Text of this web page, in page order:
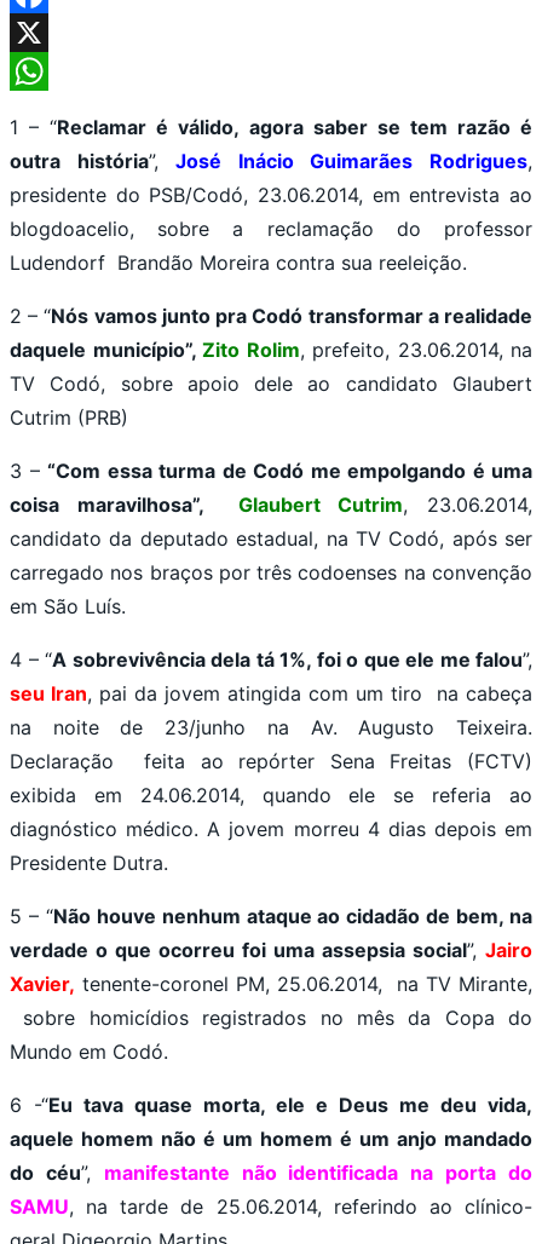
Facebook
X
1 – “Reclamar é válido, agora saber se tem razão é
outra história”,José Inácio Guimarães Rodrigues,
presidente do PSB/Codó, 23.06.2014, em entrevista ao
blogdoacelio, sobre a reclamação do professor
Ludendorf Brandão Moreira contra sua reeleição.
2 – “Nós vamos junto pra Codó transformar a realidade
daquele município”, Zito Rolim, prefeito, 23.06.2014, na
TV Codó, sobre apoio dele ao candidato Glaubert
Cutrim (PRB)
3 – “Com essa turma de Codó me empolgando é uma
coisa maravilhosa”,
Glaubert Cutrim, 23.06.2014,
candidato da deputado estadual, na TV Codó, após ser
carregado nos braços por três codoenses na convenção
em São Luís.
4 – “A sobrevivência dela tá 1%, foi o que ele me falou”,
seu Iran, pai da jovem atingida com um tiro na cabeça
na noite de 23/junho na Av. Augusto Teixeira.
Declaração feita ao repórter Sena Freitas (FCTV)
exibida em 24.06.2014, quando ele se referia ao
diagnóstico médico. A jovem morreu 4 dias depois em
Presidente Dutra.
5 – “Não houve nenhum ataque ao cidadão de bem, na
verdade o que ocorreu foi uma assepsia social”, Jairo
Xavier, tenente-coronel PM, 25.06.2014, na TV Mirante,
sobre homicídios registrados no mês da Copa do
Mundo em Codó.
6 -“Eu tava quase morta, ele e Deus me deu vida,
aquele homem não é um homem é um anjo mandado
do céu”, manifestante não identificada na porta do
SAMU, na tarde de 25.06.2014, referindo ao clínico-